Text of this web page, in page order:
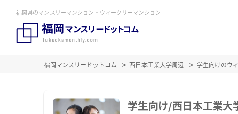
福岡県のマンスリーマンション・ウィークリーマンション
福岡マンスリードットコム 西日本工業大学周辺 学生向けのウ
学生向け/西日本工業大